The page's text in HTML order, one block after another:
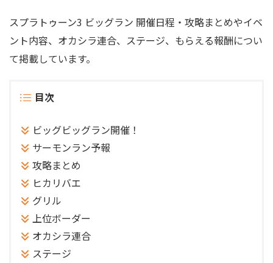
スプラトゥーン3 ビッグラン 開催日程・攻略まとめやイベ
ント内容、オカシラ連合、ステージ、もらえる報酬につい
て掲載しています。
目次
ビッグビッグラン開催！
サーモンラン予報
攻略まとめ
ヒカリバエ
グリル
上位ボーダー
オカシラ連合
ステージ